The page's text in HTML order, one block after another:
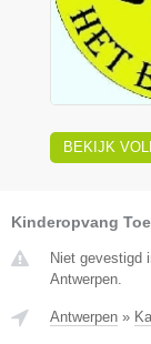
BEKIJK
Kinderopvang
Niet gevestigd
Antwerpen.
Antwerpen »